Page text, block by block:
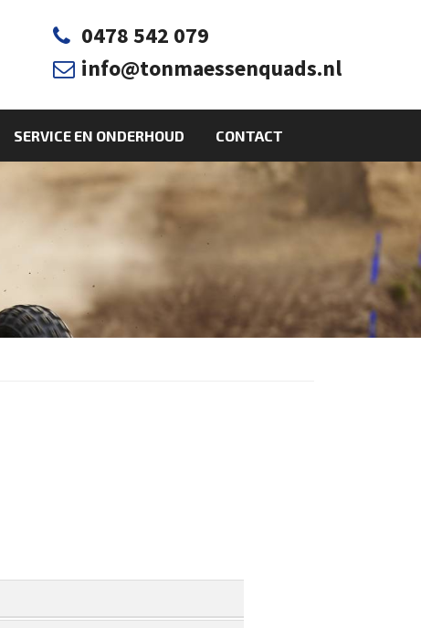
 0478 542 079
 info@tonmaessenquads.nl
SERVICE EN ONDERHOUD CONTACT